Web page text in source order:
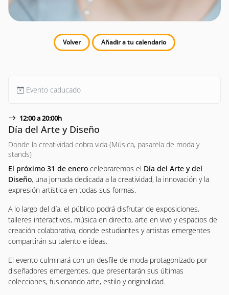
Volver Añadir a tu calendario
Evento caducado
12:00 a 20:00h
Día del Arte y Diseño
Donde la creatividad cobra vida (Música, pasarela de moda y
stands)
El próximo 31 de enero celebraremos el Día del Arte y del
Diseño, una jornada dedicada a la creatividad, la innovación y la
expresión artística en todas sus formas.
A lo largo del día, el público podrá disfrutar de exposiciones,
talleres interactivos, música en directo, arte en vivo y espacios de
creación colaborativa, donde estudiantes y artistas emergentes
compartirán su talento e ideas.
El evento culminará con un desfile de moda protagonizado por
diseñadores emergentes, que presentarán sus últimas
colecciones, fusionando arte, estilo y originalidad.